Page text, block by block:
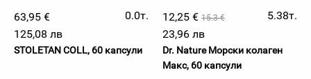
63,95 €
0.0т.
125,08 лв
STOLETAN COLL, 60 капсули
12,25 € 15.3 €
5.38т.
23,96 лв
Dr. Nature Морски колаген
Макс, 60 капсули